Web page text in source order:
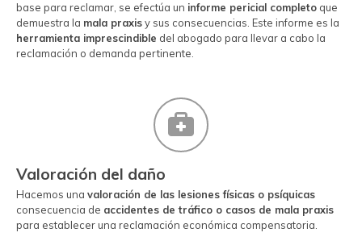
base para reclamar, se efectúa un informe pericial completo que
demuestra la mala praxisy sus consecuencias. Este informe es la
herramienta imprescindible del abogado para llevar a cabo la
reclamación o demanda pertinente.
Valoración del daño
Hacemos una valoración de las lesiones físicas o psíquicas
consecuencia de accidentes de tráfico o casos de mala praxis
para establecer una reclamación económica compensatoria.